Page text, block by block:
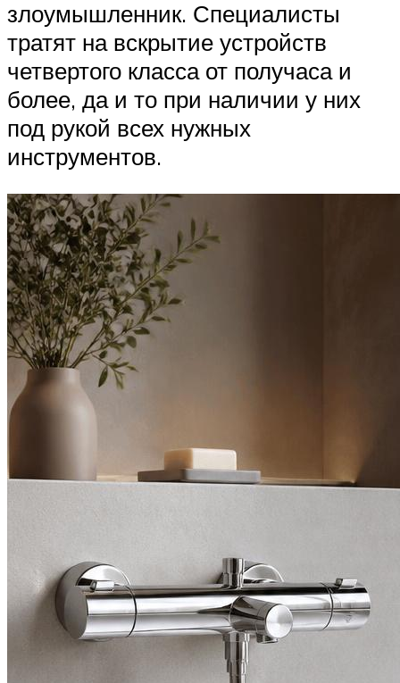
злоумышленник. Специалисты
тратят на вскрытие устройств
четвертого класса от получаса и
более, да и то при наличии у них
под рукой всех нужных
инструментов.